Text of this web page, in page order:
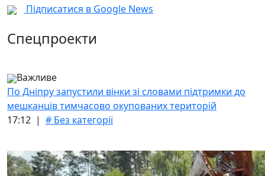
Підписатися в Google News
Спецпроекти
Важливе
По Дніпру запустили вінки зі словами підтримки до
мешканців тимчасово окупованих територій
17:12 | # Без категорії